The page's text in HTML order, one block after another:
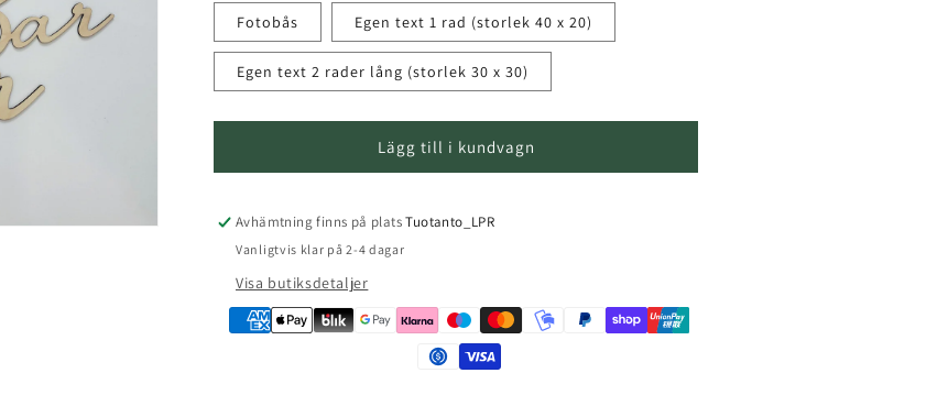
i
Fotobås Egen text 1 rad (storlek 40 x 20)
Egen text 2 rader lång (storlek 30 x 30)
Lägg till i kundvagn
Avhämtning finns på platsTuotanto_LPR
Vanligtvis klar på 2-4 dagar
Visa butiksdetaljer